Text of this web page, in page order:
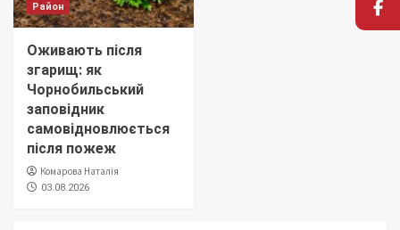
Район
Оживають після
згарищ: як
Чорнобильський
заповідник
самовідновлюється
після пожеж
Комарова Наталія
03.08.2026